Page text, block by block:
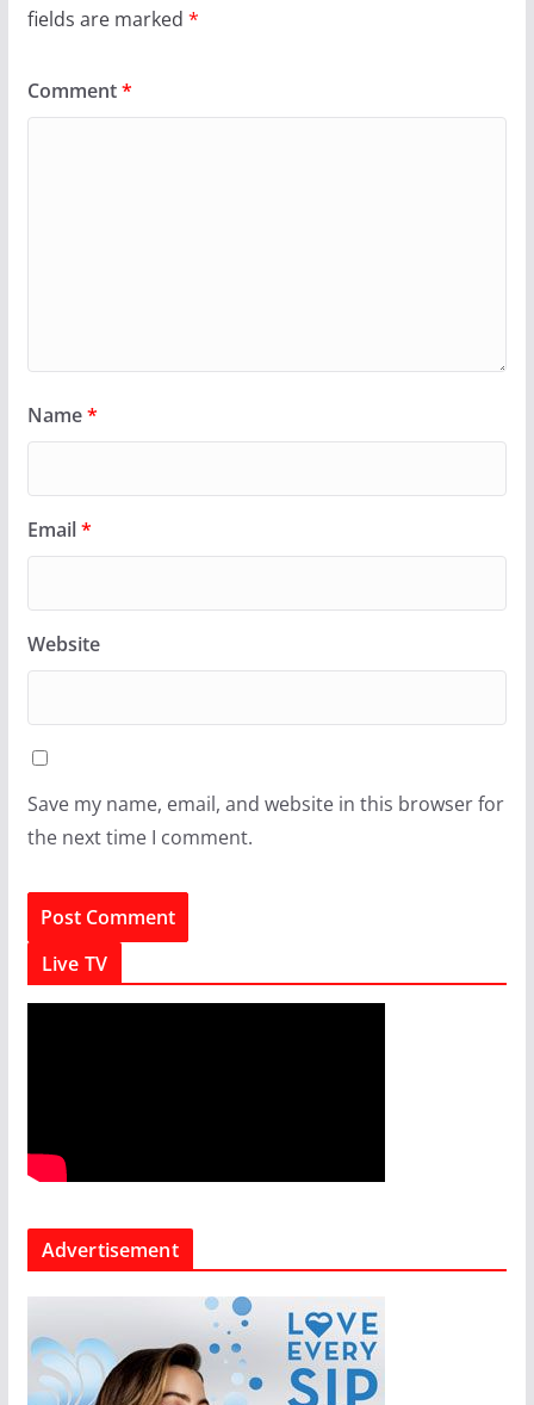
fields are marked *
Comment*
Name*
Email*
Website
Save my name, email, and website in this browser for
the next time I comment.
Live TV
Advertisement